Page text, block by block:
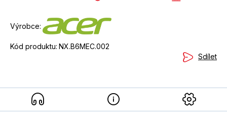
Výrobce:
Kód produktu: NX.B6MEC.002
Sdílet